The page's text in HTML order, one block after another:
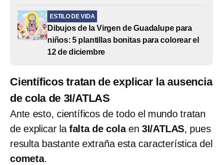
ESTILO DE VIDA
Dibujos de la Virgen de Guadalupe para
niños: 5 plantillas bonitas para colorear el
12 de diciembre
Científicos tratan de explicar la ausencia
de cola de 3I/ATLAS
Ante esto, científicos de todo el mundo tratan
de explicar lafalta de colaen 3I/ATLAS, pues
resulta bastante extraña esta característica del
cometa.